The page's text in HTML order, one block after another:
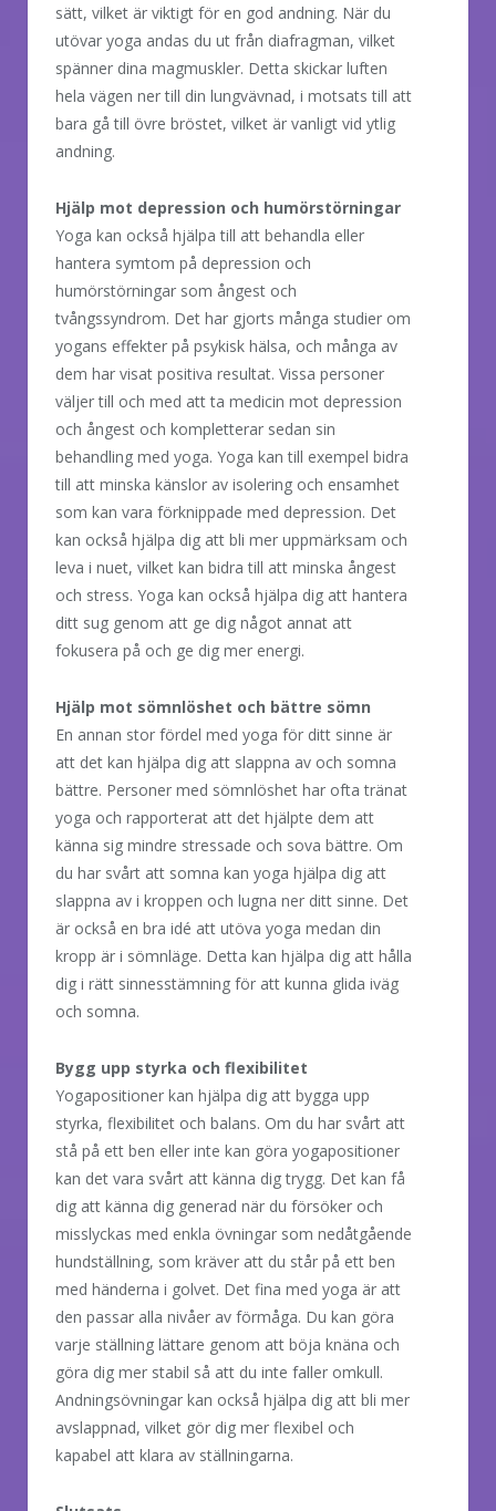
sätt, vilket är viktigt för en god andning. När du
utövar yoga andas du ut från diafragman, vilket
spänner dina magmuskler. Detta skickar luften
hela vägen ner till din lungvävnad, i motsats till att
bara gå till övre bröstet, vilket är vanligt vid ytlig
andning.
Hjälp mot depression och humörstörningar
Yoga kan också hjälpa till att behandla eller
hantera symtom på depression och
humörstörningar som ångest och
tvångssyndrom. Det har gjorts många studier om
yogans effekter på psykisk hälsa, och många av
dem har visat positiva resultat. Vissa personer
väljer till och med att ta medicin mot depression
och ångest och kompletterar sedan sin
behandling med yoga. Yoga kan till exempel bidra
till att minska känslor av isolering och ensamhet
som kan vara förknippade med depression. Det
kan också hjälpa dig att bli mer uppmärksam och
leva i nuet, vilket kan bidra till att minska ångest
och stress. Yoga kan också hjälpa dig att hantera
ditt sug genom att ge dig något annat att
fokusera på och ge dig mer energi.
Hjälp mot sömnlöshet och bättre sömn
En annan stor fördel med yoga för ditt sinne är
att det kan hjälpa dig att slappna av och somna
bättre. Personer med sömnlöshet har ofta tränat
yoga och rapporterat att det hjälpte dem att
känna sig mindre stressade och sova bättre. Om
du har svårt att somna kan yoga hjälpa dig att
slappna av i kroppen och lugna ner ditt sinne. Det
är också en bra idé att utöva yoga medan din
kropp är i sömnläge. Detta kan hjälpa dig att hålla
dig i rätt sinnesstämning för att kunna glida iväg
och somna.
Bygg upp styrka och flexibilitet
Yogapositioner kan hjälpa dig att bygga upp
styrka, flexibilitet och balans. Om du har svårt att
stå på ett ben eller inte kan göra yogapositioner
kan det vara svårt att känna dig trygg. Det kan få
dig att känna dig generad när du försöker och
misslyckas med enkla övningar som nedåtgående
hundställning, som kräver att du står på ett ben
med händerna i golvet. Det fina med yoga är att
den passar alla nivåer av förmåga. Du kan göra
varje ställning lättare genom att böja knäna och
göra dig mer stabil så att du inte faller omkull.
Andningsövningar kan också hjälpa dig att bli mer
avslappnad, vilket gör dig mer flexibel och
kapabel att klara av ställningarna.